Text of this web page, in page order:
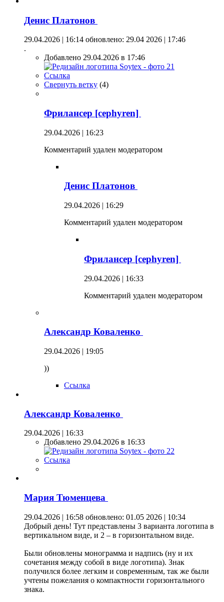
Денис Платонов
29.04.2026 | 16:14 обновлено: 29.04 2026 | 17:46
.
Добавлено 29.04.2026 в 17:46
Ссылка
Свернуть ветку (4)
Фрилансер [cephyren]
29.04.2026 | 16:23
Комментарий удален модератором
Денис Платонов
29.04.2026 | 16:29
Комментарий удален модератором
Фрилансер [cephyren]
29.04.2026 | 16:33
Комментарий удален модератором
Александр Коваленко
29.04.2026 | 19:05
))
Ссылка
Александр Коваленко
29.04.2026 | 16:33
Добавлено 29.04.2026 в 16:33
Ссылка
Мария Тюменцева
29.04.2026 | 16:58 обновлено: 01.05 2026 | 10:34
Добрый день! Тут представлены 3 варианта логотипа в
вертикальном виде, и 2 – в горизонтальном виде.
Были обновлены монограмма и надпись (ну и их
сочетания между собой в виде логотипа). Знак
получился более легким и современным, так же были
учтены пожелания о компактности горизонтального
знака.